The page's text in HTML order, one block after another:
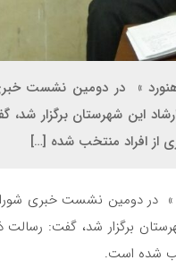
» در دومین نشست
۷ اردیبهشت ) در مدرسه ارشاد این شهرستان
از افراد منتخب شده […]
» در دومین نشست خبری
ارشاد این شهرستان برگزار شد، گفت:
شده است.